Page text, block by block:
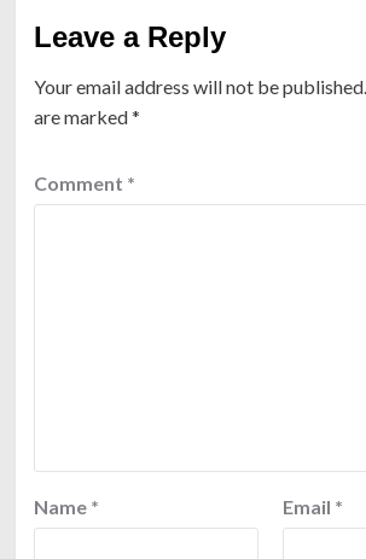
Leave a Reply
Your email address will not be published.
are marked*
Comment *
Name * Email *